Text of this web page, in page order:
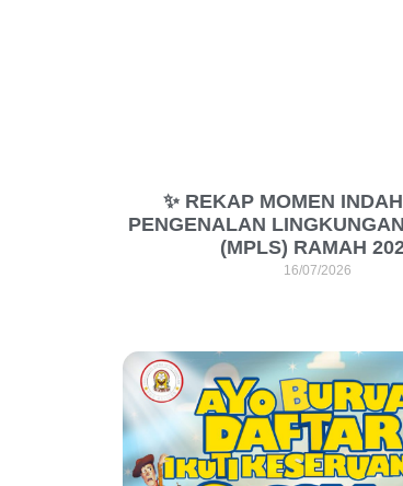
✨ REKAP MOMEN
PENGENALAN
(MPLS) RAMAH
16/07/2026